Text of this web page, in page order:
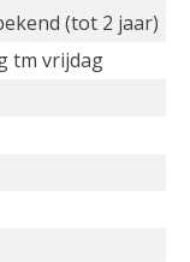
(tot 2 jaar)
tm vrijdag